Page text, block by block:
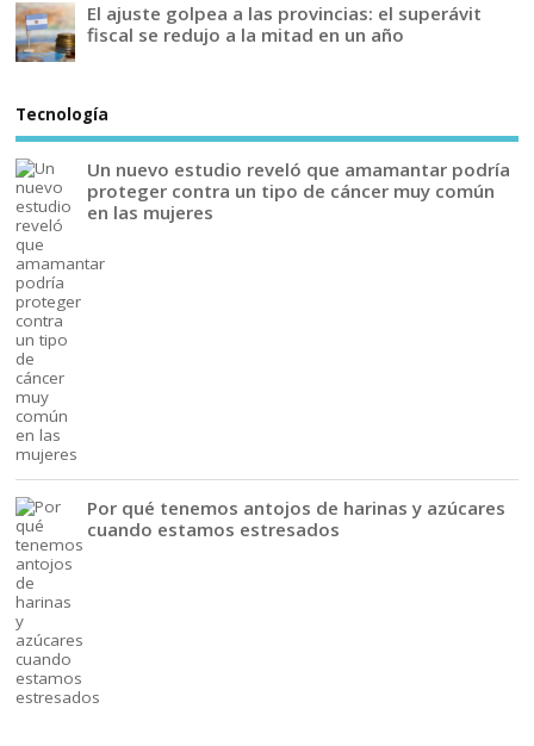
El ajuste golpea a las provincias: el superávit
fiscal se redujo a la mitad en un año
Tecnología
Un nuevo estudio reveló que amamantar podría
proteger contra un tipo de cáncer muy común
en las mujeres
Por qué tenemos antojos de harinas y azúcares
cuando estamos estresados